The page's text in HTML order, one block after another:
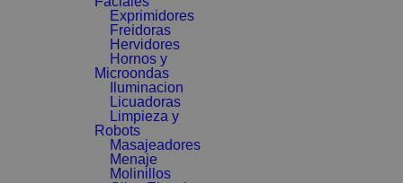
Exprimidores
Freidoras
Hervidores
Hornos y
Microondas
Iluminacion
Licuadoras
Limpieza y
Robots
Masajeadores
Menaje
Molinillos